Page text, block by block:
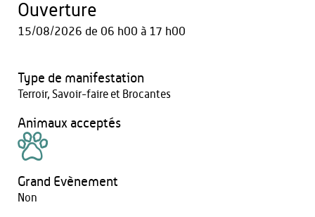
Ouverture
15/08/2026 de 06 h00 à 17 h00
Type de manifestation
Terroir, Savoir-faire et Brocantes
Animaux acceptés
Grand Evènement
Non